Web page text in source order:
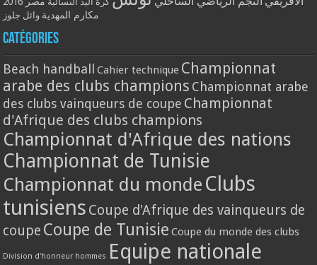
مكارم المهدية وائل جلوز
Catégories
Beach handball Cahier technique Championnat
arabe des clubs champions Championnat arabe
des clubs vainqueurs de coupe Championnat
d'Afrique des clubs champions
Championnat d'Afrique des nations
Championnat de Tunisie
Championnat du monde Clubs
tunisiens Coupe d'Afrique des vainqueurs de
coupe Coupe de Tunisie Coupe du monde des clubs
Division d'honneur hommes Equipe nationale